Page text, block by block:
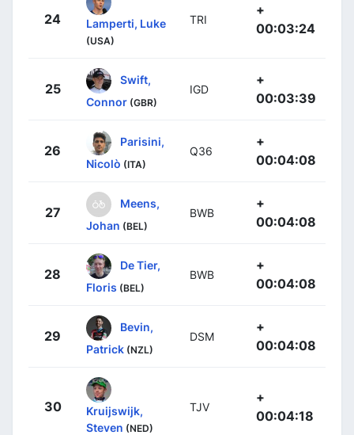
24 Lamperti, Luke
(USA)
TRI
+
00:03:24
25
Swift,
Connor (GBR)
IGD
+
00:03:39
26
Parisini,
Nicolò (ITA)
Q36
+
00:04:08
27
Meens,
Johan (BEL)
BWB
+
00:04:08
28
De Tier,
Floris (BEL)
BWB
+
00:04:08
29
Bevin,
Patrick (NZL)
DSM
+
00:04:08
30
Kruijswijk,
Steven (NED)
TJV
+
00:04:18